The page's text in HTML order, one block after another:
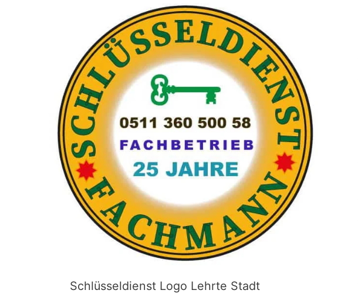
Schlüsseldienst Logo Lehrte Stadt